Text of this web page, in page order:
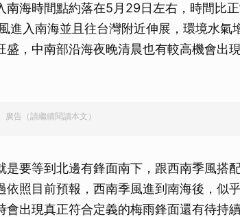
南海時間點約落在5月29日左右，時間比
進入南海並且往台灣附近伸展，環境水氣
，中南部沿海夜晚清晨也有較高機會出
廣告（請繼續閱讀本文）
要等到北邊有鋒面南下，跟西南季風搭
照目前預報，西南季風進到南海後，似
出現真正符合定義的梅雨鋒面還有待持續